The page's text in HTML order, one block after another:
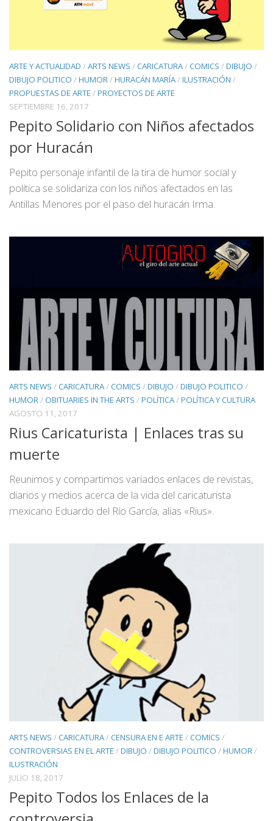
ARTE Y ACTUALIDAD /ARTS NEWS /CARICATURA/COMICS /DIBUJO /
DIBUJO POLITICO /HUMOR/HURACÁN MARÍA/ILUSTRACIÓN /
PROPUESTAS DE ARTE /PROYECTOS DE ARTE
SEPTIEMBRE 16, 2017
Pepito Solidario con Niños afectados
por Huracán
Pepito personaje infantil de la tira de humor social y
política se solidariza con los niños afectados en las
Antillas Menores por el paso del huracán Irma.
ARTS NEWS /CARICATURA/COMICS /DIBUJO /DIBUJO POLITICO /
HUMOR/ OBITUARIES IN THE ARTS /POLÍTICA/POLÍTICA Y CULTURA
AGOSTO 11, 2017
Rius Caricaturista | Enlaces tras su
muerte
Reunimos y compartimos variados enlaces de revistas,
diarios y medios acerca de la vida del caricaturista
mexicano Eduardo del Río García, alias «Rius».
ARTS NEWS /CARICATURA/CENSURA EN E ARTE /COMICS /
CONTROVERSIAS EN EL ARTE /DIBUJO /DIBUJO POLITICO /HUMOR/
ILUSTRACIÓN
JULIO 18, 2017
Pepito Todos los Enlaces de la